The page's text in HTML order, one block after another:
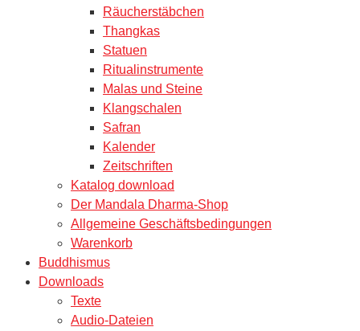
Räucherstäbchen
Thangkas
Statuen
Ritualinstrumente
Malas und Steine
Klangschalen
Safran
Kalender
Zeitschriften
Katalog download
Der Mandala Dharma-Shop
Allgemeine Geschäftsbedingungen
Warenkorb
Buddhismus
Downloads
Texte
Audio-Dateien